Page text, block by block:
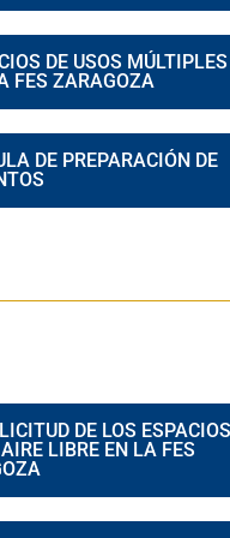
DE USOS MÚLTIPLES
FES ZARAGOZA
DE PREPARACIÓN DE
DE LOS ESPACIOS
LIBRE EN LA FES